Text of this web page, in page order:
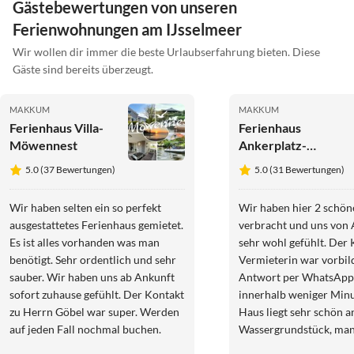
Gästebewertungen von unseren
Ferienwohnungen am IJsselmeer
Wir wollen dir immer die beste Urlaubserfahrung bieten. Diese
Gäste sind bereits überzeugt.
MAKKUM
Ferienhaus Villa-
Möwennest
5.0 (37 Bewertungen)
Wir haben selten ein so perfekt
ausgestattetes Ferienhaus gemietet.
Es ist alles vorhanden was man
benötigt. Sehr ordentlich und sehr
sauber. Wir haben uns ab Ankunft
sofort zuhause gefühlt. Der Kontakt
zu Herrn Göbel war super. Werden
auf jeden Fall nochmal buchen.
MAKKUM
Ferienhaus
Ankerplatz-
Makkum ⚓☀️
Ferienhaus
5.0 (31 Bewertungen)
Wir haben hier 2
verbracht und uns von
sehr wohl gefühlt. Der
Vermieterin war
Antwort per
innerhalb weniger
Haus liegt sehr schön
Wassergrundstück,